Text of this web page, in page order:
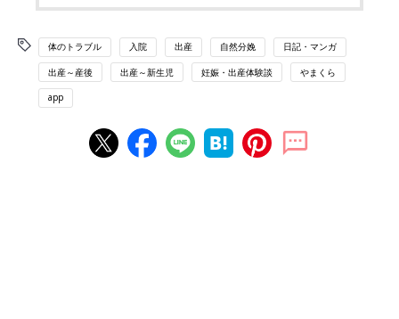
体のトラブル 入院 出産 自然分娩 日記・マンガ
出産～産後 出産～新生児 妊娠・出産体験談 やまくら
app